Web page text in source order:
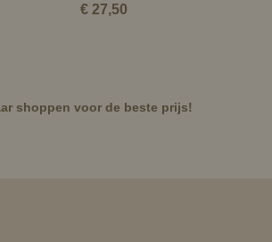
€ 27,50
shoppen voor de beste prijs!